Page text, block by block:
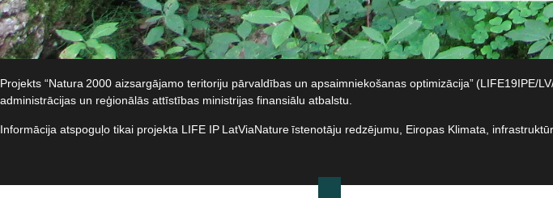
Projekts “Natura 2000 aizsargājamo teritoriju pārvaldības un apsaimniekošanas optimizācija”
administrācijas un reģionālās attīstības ministrijas finansiālu atbalstu.​
Informācija atspoguļo tikai projekta LIFE IP LatViaNature īstenotāju redzējumu, Eiropas Klimata,